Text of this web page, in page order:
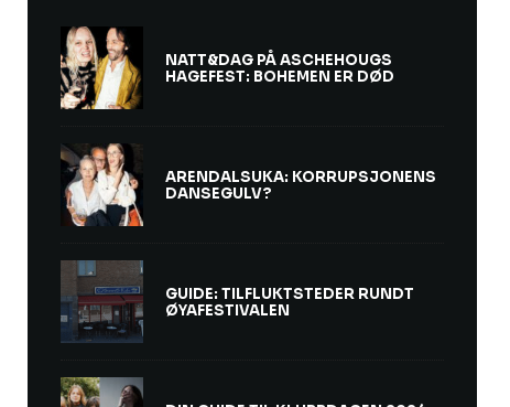
NATT&DAG PÅ ASCHEHOUGS
HAGEFEST: BOHEMEN ER DØD
ARENDALSUKA: KORRUPSJONENS
DANSEGULV?
GUIDE: TILFLUKTSTEDER RUNDT
ØYAFESTIVALEN